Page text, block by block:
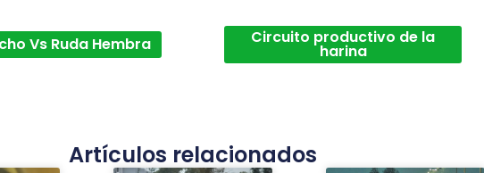
Vs Ruda Hembra Circuito productivo de la
harina
Artículos relacionados